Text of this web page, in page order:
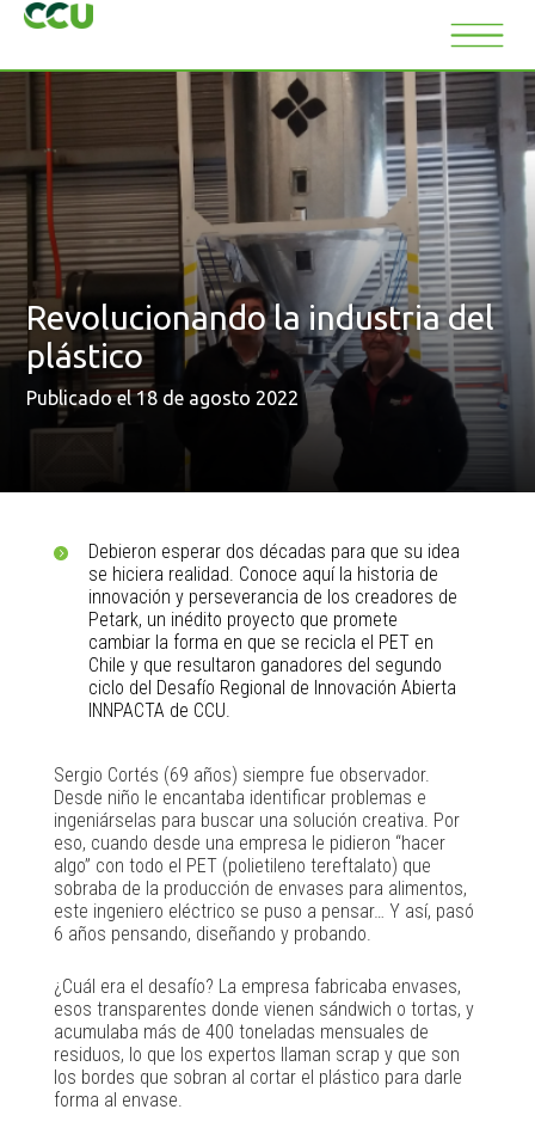
Revolucionando la industria del
plástico
Publicado el 18 de agosto 2022
Debieron esperar dos décadas para que su idea
se hiciera realidad. Conoce aquí la historia de
innovación y perseverancia de los creadores de
Petark, un inédito proyecto que promete
cambiar la forma en que se recicla el PET en
Chile y que resultaron ganadores del segundo
ciclo del Desafío Regional de Innovación Abierta
INNPACTA de CCU.
Sergio Cortés (69 años) siempre fue observador.
Desde niño le encantaba identificar problemas e
ingeniárselas para buscar una solución creativa. Por
eso, cuando desde una empresa le pidieron “hacer
algo” con todo el PET (polietileno tereftalato) que
sobraba de la producción de envases para alimentos,
este ingeniero eléctrico se puso a pensar… Y así, pasó
6 años pensando, diseñando y probando.
¿Cuál era el desafío? La empresa fabricaba envases,
esos transparentes donde vienen sándwich o tortas, y
acumulaba más de 400 toneladas mensuales de
residuos, lo que los expertos llaman scrap y que son
los bordes que sobran al cortar el plástico para darle
forma al envase.